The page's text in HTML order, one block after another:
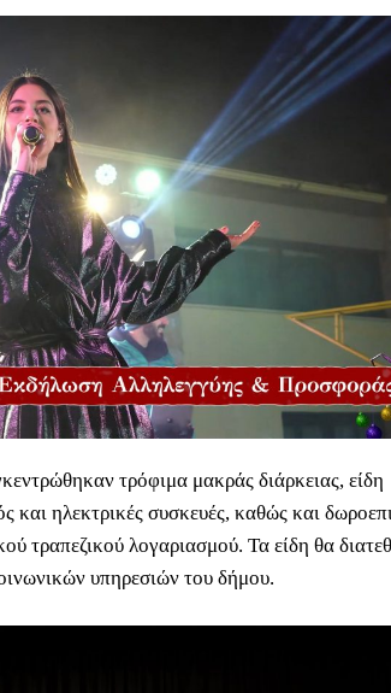
τρόφιμα μακράς διάρκειας, είδη
και ηλεκτρικές συσκευές, καθώς και
τραπεζικού λογαριασμού. Τα είδη θα
υπηρεσιών του δήμου.